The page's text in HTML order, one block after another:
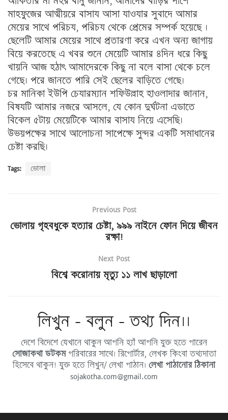
মাহফুজের আত্মীয়রে বাসায আসা যাওযার সুবাদে আমার
মেয়ের সাথে পরিচয, পরিচয থেকে প্রেমের সম্পর্ক হয়েছে ।
ছেলেটি আমার মেয়ের সাথে প্রতারণা করে এখন অন্য জাগায়
বিয়ে করতেছে এ খবর শুনে মেয়েটি আমার ৪দিন ধরে কিছু
খায়নি আজ হঠাৎ আমাদেরকে কিছু না বলে বাসা থেকে চলে
গেছে। পরে জানতে পারি সেই ছেলের বাড়িতে গেছে।
চর মানিকা ইউপি চেযারম্যান শফিউল্লাহ হাওলাদার জানান,
বিষযটি আমার নজরে আসলে, যে কোন দুর্ঘটনা এডাতে
বিকেল ৫টায় মেয়েটিকে আমার বাসায নিয়ে এসেছি।
উভয়পক্ষের সাথে আলোচনা সাপেক্ষে সুন্দর একটি সমাধানের
চেষ্টা করছি।
Tags: ভোলা
Previous Post
ভোলায় গৃহবধুকে হত্যার চেষ্টা, ৯৯৯ নাইনে ফোন দিয়ে জীবন
রক্ষা!
Next Post
বিশ্বে করোনায় মৃত্যু ১১ লাখ ছাড়ালো
লিখুন - বলুন - তথ্য দিন।।
দেশে বিদেশে যেখানে থাকুন আপনি হ্যাঁ আপনি যুক্ত হতে পারেন
সোজাকথা ডটকমপরিবারের সাথে। রিপোর্টার, লেখক কিংবা তথ্যদাতা
হিসেবে থাকুন! যুক্ত হতে লিখুন/ লেখা পাঠান। লেখা পাঠানোর ঠিকানা
sojakotha.com@gmail.com